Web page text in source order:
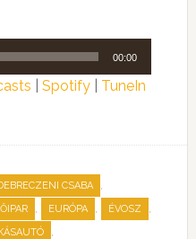
00:00
Spotify| TuneIn
CSABA ,
, EURÓPA , ÉVOSZ ,
,